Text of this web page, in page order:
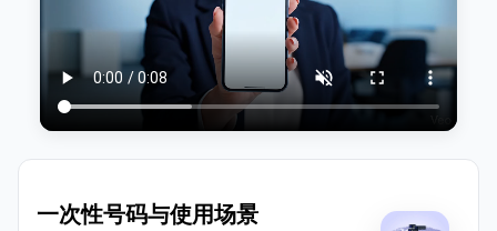
一次性号码与使用场景